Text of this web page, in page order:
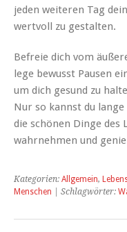
jeden weiteren Tag
wertvoll zu gestalten.
Befreie dich vom
lege bewusst Pausen
um dich gesund zu
Nur so kannst du lange
die schönen Dinge des
wahrnehmen und
Kategorien: Allgemein,
Menschen | Schlagwörter: